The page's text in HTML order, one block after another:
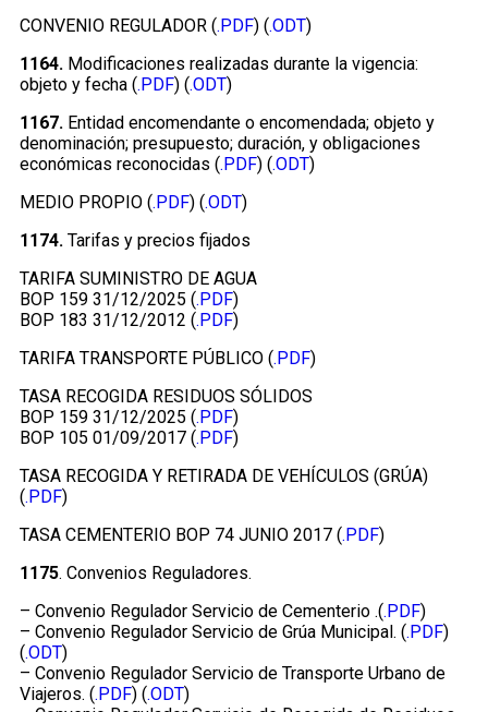
CONVENIO REGULADOR (.PDF) (.ODT)
1164. Modificaciones realizadas durante la vigencia:
objeto y fecha (.PDF) (.ODT)
1167. Entidad encomendante o encomendada; objeto y
denominación; presupuesto; duración, y obligaciones
económicas reconocidas (.PDF) (.ODT)
MEDIO PROPIO (.PDF) (.ODT)
1174. Tarifas y precios fijados
TARIFA SUMINISTRO DE AGUA
BOP 159 31/12/2025 (.PDF)
BOP 183 31/12/2012 (.PDF)
TARIFA TRANSPORTE PÚBLICO (.PDF)
TASA RECOGIDA RESIDUOS SÓLIDOS
BOP 159 31/12/2025 (.PDF)
BOP 105 01/09/2017 (.PDF)
TASA RECOGIDA Y RETIRADA DE VEHÍCULOS (GRÚA)
(.PDF)
TASA CEMENTERIO BOP 74 JUNIO 2017 (.PDF)
1175. Convenios Reguladores.
– Convenio Regulador Servicio de Cementerio .(.PDF)
– Convenio Regulador Servicio de Grúa Municipal. (.PDF)
(.ODT)
– Convenio Regulador Servicio de Transporte Urbano de
Viajeros. (.PDF) (.ODT)